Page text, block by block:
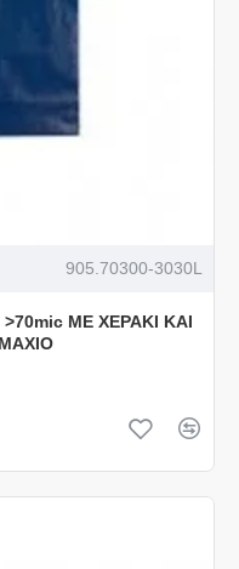
905.70300-3030L
ΜΕ ΧΕΡΑΚΙ ΚΑΙ